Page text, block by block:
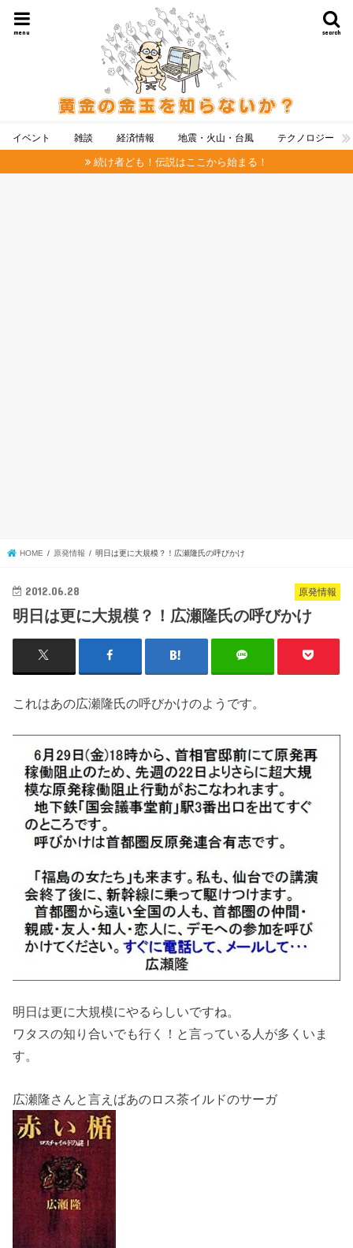
search
menu
イベント 雑談 経済情報 地震・火山・台風 テクノロジー
続け者ども！伝説はここから始まる！
HOME 原発情報 明日は更に大規模？！広瀬隆氏の呼びかけ
原発情報
2012.06.28
明日は更に大規模？！広瀬隆氏の呼びかけ
これはあの広瀬隆氏の呼びかけのようです。
明日は更に大規模にやるらしいですね。
ワタスの知り合いでも行く！と言っている人が多くいま
す。
広瀬隆さんと言えばあのロス茶イルドのサーガ